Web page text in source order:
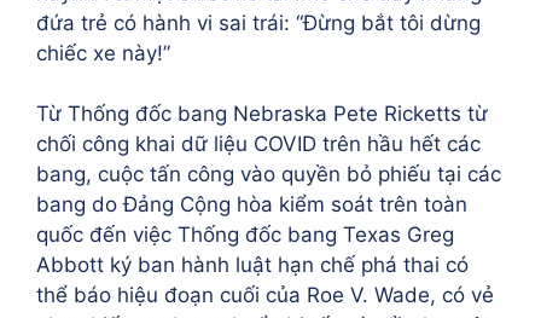
đứa trẻ có hành vi sai trái: “Đừng bắt tôi dừng
chiếc xe này!”
Từ Thống đốc bang Nebraska Pete Ricketts từ
chối công khai dữ liệu COVID trên hầu hết các
bang, cuộc tấn công vào quyền bỏ phiếu tại các
bang do Đảng Cộng hòa kiểm soát trên toàn
quốc đến việc Thống đốc bang Texas Greg
Abbott ký ban hành luật hạn chế phá thai có
thể báo hiệu đoạn cuối của Roe V. Wade, có vẻ